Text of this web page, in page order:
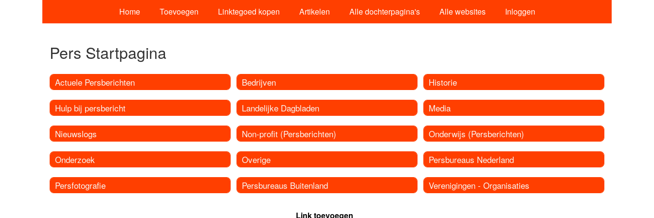
Home Toevoegen Linktegoed kopen Artikelen Alle dochterpagina's Alle websites Inloggen
Pers Startpagina
Actuele Persberichten
Hulp bij persbericht
Nieuwslogs
Onderzoek
Persfotografie
Bedrijven
Landelijke Dagbladen
Non-profit (Persberichten)
Overige
Persbureaus Buitenland
Historie
Media
Onderwijs (Persberichten)
Persbureaus Nederland
Verenigingen - Organisaties
Link toevoegen